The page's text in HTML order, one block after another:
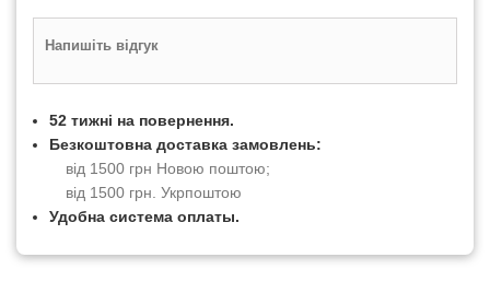
Напишіть відгук
52 тижні на повернення.
Безкоштовна доставка замовлень:
від 1500 грн Новою поштою;
від 1500 грн. Укрпоштою
Удобна система оплаты.